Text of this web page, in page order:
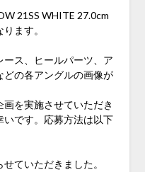
21SS WHITE 27.0cm
ます。
ス、ヒールパーツ、ア
の各アングルの画像が
を実施させていただき
いです。応募方法は以下
ていただきました。